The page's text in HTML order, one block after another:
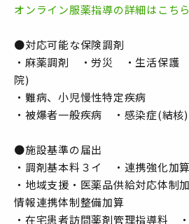
オンライン服薬指導の詳細はこち
●対応可能な保険調剤
・麻薬調剤 ・労災 ・生活保護
院)
・難病、小児慢性特定疾病
・被爆者一般疾病 ・感染症(結
●施設基準の届出
・調剤基本料３イ ・連携強化加
・地域支援・医薬品供給対応体
情報連携体制整備加算
・在宅患者訪問薬剤管理指導料